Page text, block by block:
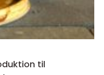
til